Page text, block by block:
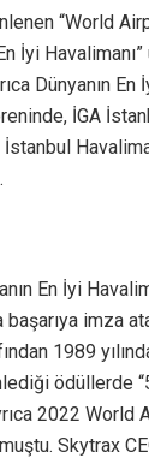
“World
İyi
Dünyanın
İGA
En İyi
imza
1989
ödüllerde
2022
Skytrax